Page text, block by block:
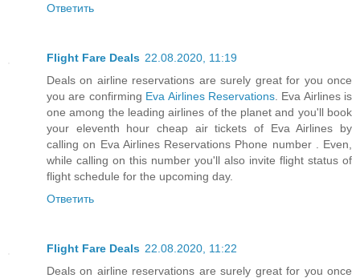
Ответить
Flight Fare Deals 22.08.2020, 11:19
Deals on airline reservations are surely great for you once
you are confirming Eva Airlines Reservations. Eva Airlines is
one among the leading airlines of the planet and you'll book
your eleventh hour cheap air tickets of Eva Airlines by
calling on Eva Airlines Reservations Phone number . Even,
while calling on this number you'll also invite flight status of
flight schedule for the upcoming day.
Ответить
Flight Fare Deals 22.08.2020, 11:22
Deals on airline reservations are surely great for you once